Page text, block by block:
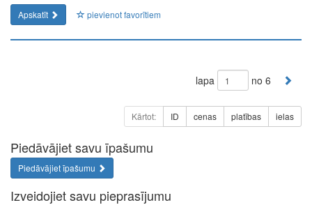
Apskatīt pievienot favorītiem
lapa no 6
Kārtot: ID cenas platības ielas
Piedāvājiet savu īpašumu
Piedāvājiet īpašumu
Izveidojiet savu pieprasījumu